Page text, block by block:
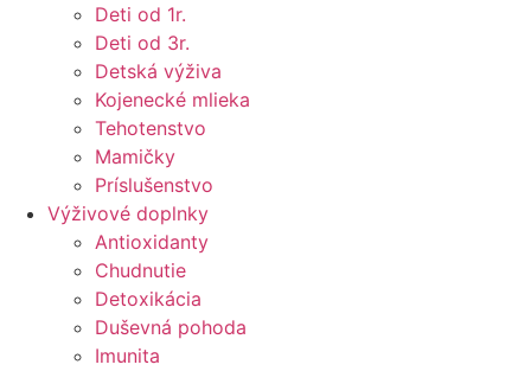
Deti od 1r.
Deti od 3r.
Detská výživa
Kojenecké mlieka
Tehotenstvo
Mamičky
Príslušenstvo
Výživové doplnky
Antioxidanty
Chudnutie
Detoxikácia
Duševná pohoda
Imunita